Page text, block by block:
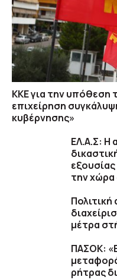
ΚΚΕ για την
επιχείρηση
κυβέρνησης»
ΕΛ.Α.Σ: Η
την
μέτρα
ΠΑΣΟΚ:
ρήτρας